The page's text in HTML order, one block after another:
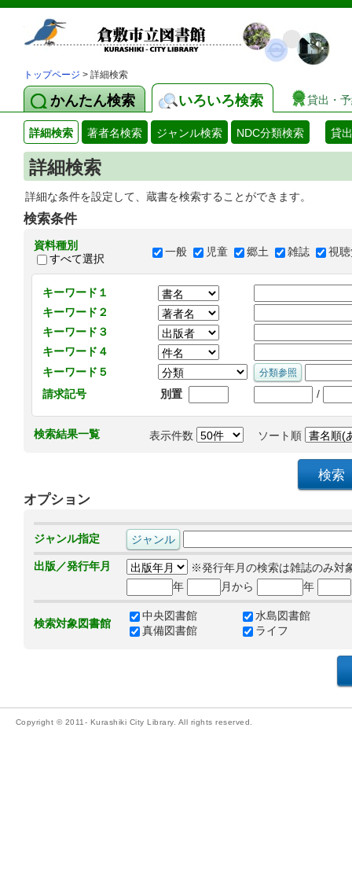
トップページ > 詳細検索
かんたん検索 いろいろ検索 貸出・
詳細検索 著者名検索 ジャンル検索 NDC分類検索 貸
詳細検索
詳細な条件を設定して、蔵書を検索することができます。
検索条件
資料種別
すべて選択
一般 児童 郷土 雑誌 視
キーワード１
キーワード２
キーワード３
キーワード４
キーワード５
請求記号
別置 /
検索結果一覧 表示件数 ソート順
オプション
ジャンル指定
出版／発行年月
※発行年月の検索は雑誌のみ対
年
月から 年
検索対象図書館
中央図書館
水島図書館
真備図書館
ライフ
Copyright © 2011- Kurashiki City Library. All rights reserved.